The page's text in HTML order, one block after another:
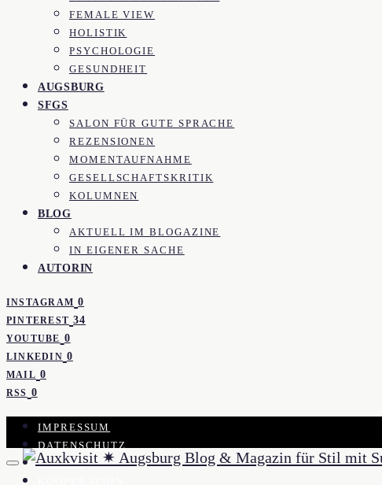
FEMALE VIEW
HOLISTIK
PSYCHOLOGIE
GESUNDHEIT
AUGSBURG
SFGS
SALON FÜR GUTE SPRACHE
REZENSIONEN
MOMENTAUFNAHME
GESELLSCHAFTSKRITIK
KOLUMNEN
BLOG
AKTUELL IM BLOGAZINE
IN EIGENER SACHE
AUTORIN
INSTAGRAM 0
PINTEREST 34
YOUTUBE 0
LINKEDIN 0
MAIL 0
RSS 0
IMPRESSUM
DATENSCHUTZ
PRESSE